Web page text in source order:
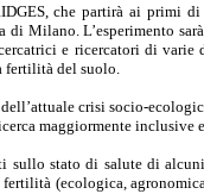
che partirà ai primi
Milano. L’esperimento
e ricercatori di
fertilità del suolo.
crisi socio-
maggiormente inclusive
sullo stato di salute di
(ecologica,